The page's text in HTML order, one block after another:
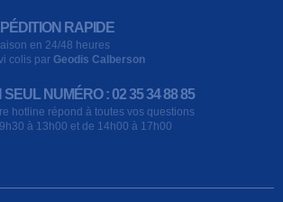
RAPIDE
en 24/48 heures
colis par Geodis Calberson
SEUL NUMÉRO : 02 35 34 88 85
hotline répond à toutes vos questions
à 13h00 et de 14h00 à 17h00